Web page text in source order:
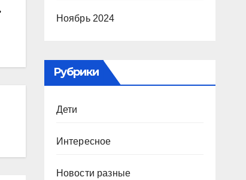
Ноябрь 2024
Рубрики
Дети
Интересное
Новости разные